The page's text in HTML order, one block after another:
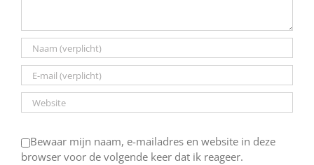
Bewaar mijn naam, e-mailadres en website in deze
browser voor de volgende keer dat ik reageer.